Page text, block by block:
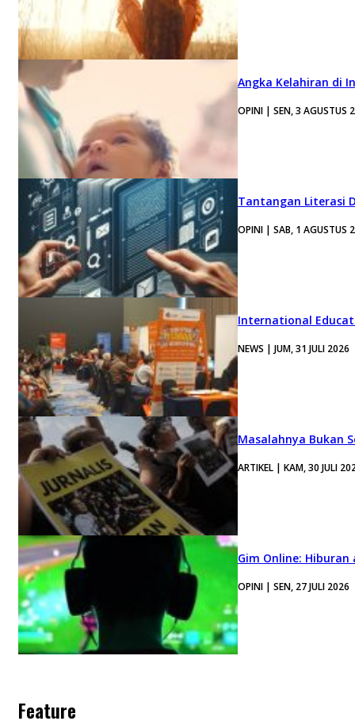
Angka Kelahiran di
OPINI | SEN, 3 AGUSTUS
Tantangan Literasi
OPINI | SAB, 1 AGUSTUS
International
NEWS | JUM, 31 JULI 2026
Masalahnya Bukan
ARTIKEL | KAM, 30 JULI
Gim Online:
OPINI | SEN, 27 JULI 2026
Feature